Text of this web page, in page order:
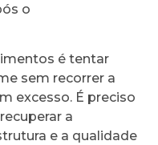
o
é tentar
sem recorrer a
excesso. É preciso
a
e a qualidade